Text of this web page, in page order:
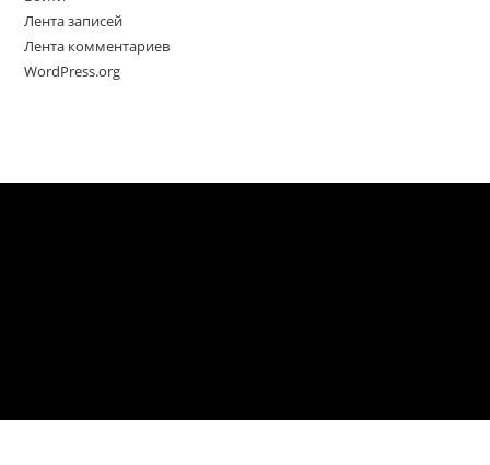
Лента записей
Лента комментариев
WordPress.org